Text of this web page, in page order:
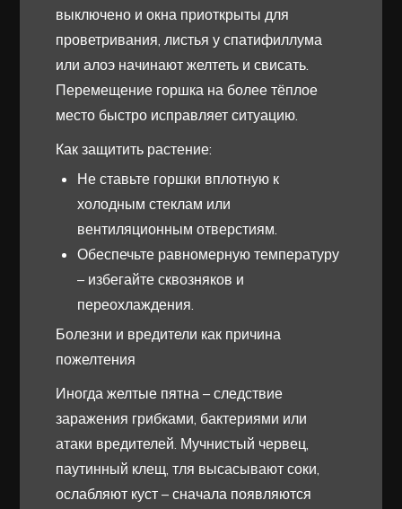
выключено и окна приоткрыты для
проветривания, листья у спатифиллума
или алоэ начинают желтеть и свисать.
Перемещение горшка на более тёплое
место быстро исправляет ситуацию.
Как защитить растение:
Не ставьте горшки вплотную к
холодным стеклам или
вентиляционным отверстиям.
Обеспечьте равномерную температуру
– избегайте сквозняков и
переохлаждения.
Болезни и вредители как причина
пожелтения
Иногда желтые пятна – следствие
заражения грибками, бактериями или
атаки вредителей. Мучнистый червец,
паутинный клещ, тля высасывают соки,
ослабляют куст – сначала появляются